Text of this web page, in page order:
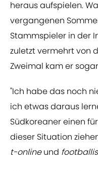
heraus aufspielen.
vergangenen
Stammspieler in der
zuletzt vermehrt von
Zweimal kam er
"Ich habe das noch
ich etwas daraus
Südkoreaner einen
dieser Situation
t-onlineund